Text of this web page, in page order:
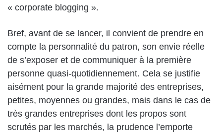
« corporate blogging ».
Bref, avant de se lancer, il convient de prendre en
compte la personnalité du patron, son envie réelle
de s’exposer et de communiquer à la première
personne quasi-quotidiennement. Cela se justifie
aisément pour la grande majorité des entreprises,
petites, moyennes ou grandes, mais dans le cas de
très grandes entreprises dont les propos sont
scrutés par les marchés, la prudence l’emporte